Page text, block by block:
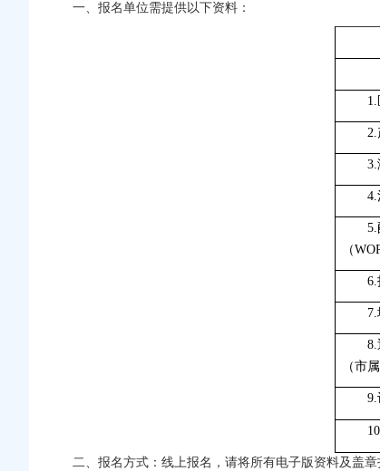
一、 报名单位需提供以下资料：
2.
3.
4.
5.
（
6.
8.
（市
9.
二、报名方式：线上报名，请将所有电子版资料及盖章